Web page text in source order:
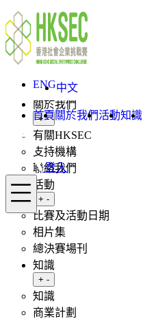
Skip to content
ENG中文
首頁關於我們活動知識
登入
Menu
ENG
中文
登入
首頁
關於我們
Toggle submenu
+ -
有關HKSEC
支持機構
聯絡我們
活動
Toggle submenu
+ -
比賽及活動日期
相片集
總決賽場刊
知識
Toggle submenu
+ -
知識
商業計劃